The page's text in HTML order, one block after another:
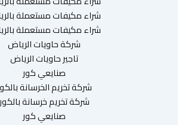
شراء مكيفات مستعملة
شراء مكيفات مستعملة
شركة حاويات الرياض
تاجير حاويات الرياض
صنايعي كور
شركة تخريم الخرسانة
شركة تخريم خرسانة بالكور
صنايعي كور